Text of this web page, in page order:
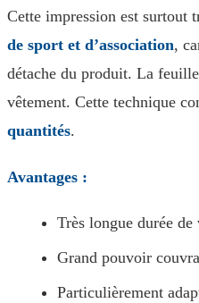
Cette impression est surtout
de sport et d’association,
détache du produit. La
vêtement. Cette technique
quantités.
Avantages :
Très longue durée de
Grand pouvoir
Particulièrement